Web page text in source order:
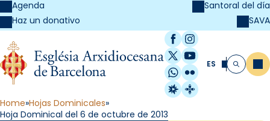
Agenda
Haz un donativo
Santoral del día
SAVA
Facebook
Instagram
X / Twitter
YouTube
WhatsApp
Flickr
Radio Estel
Catalunya
ES Buscar
Home Hojas Dominicales
Hoja Dominical del 6 de octubre de 2013